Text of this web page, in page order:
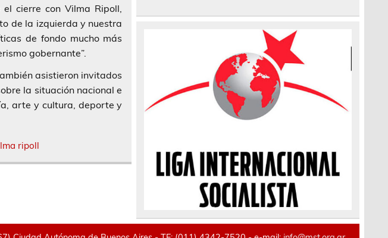
cierre con Vilma Ripoll,
de la izquierda y nuestra
de fondo mucho más
gobernante”.
asistieron invitados
la situación nacional e
arte y cultura, deporte y
ripoll